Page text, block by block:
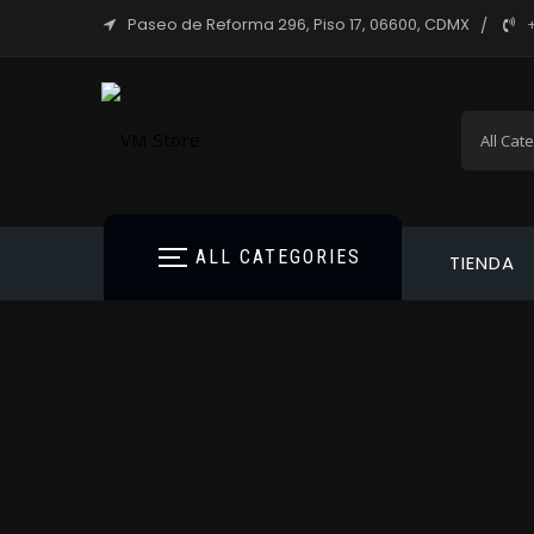
Paseo de Reforma 296, Piso 17, 06600, CDMX
ALL CATEGORIES TIENDA